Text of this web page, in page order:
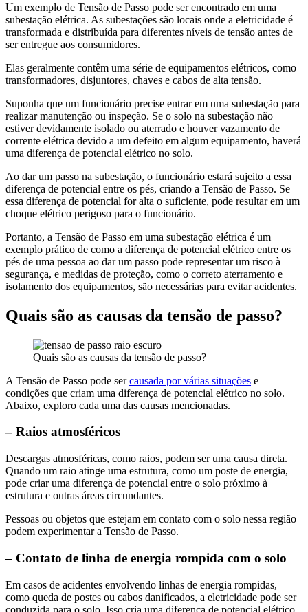
Um exemplo de Tensão de Passo pode ser encontrado em uma
subestação elétrica. As subestações são locais onde a eletricidade é
transformada e distribuída para diferentes níveis de tensão antes de
ser entregue aos consumidores.
Elas geralmente contêm uma série de equipamentos elétricos, como
transformadores, disjuntores, chaves e cabos de alta tensão.
Suponha que um funcionário precise entrar em uma subestação para
realizar manutenção ou inspeção. Se o solo na subestação não
estiver devidamente isolado ou aterrado e houver vazamento de
corrente elétrica devido a um defeito em algum equipamento, haverá
uma diferença de potencial elétrico no solo.
Ao dar um passo na subestação, o funcionário estará sujeito a essa
diferença de potencial entre os pés, criando a Tensão de Passo. Se
essa diferença de potencial for alta o suficiente, pode resultar em um
choque elétrico perigoso para o funcionário.
Portanto, a Tensão de Passo em uma subestação elétrica é um
exemplo prático de como a diferença de potencial elétrico entre os
pés de uma pessoa ao dar um passo pode representar um risco à
segurança, e medidas de proteção, como o correto aterramento e
isolamento dos equipamentos, são necessárias para evitar acidentes.
Quais são as causas da tensão de passo?
Quais são as causas da tensão de passo?
A Tensão de Passo pode sercausada por várias situações e
condições que criam uma diferença de potencial elétrico no solo.
Abaixo, exploro cada uma das causas mencionadas.
– Raios atmosféricos
Descargas atmosféricas, como raios, podem ser uma causa direta.
Quando um raio atinge uma estrutura, como um poste de energia,
pode criar uma diferença de potencial entre o solo próximo à
estrutura e outras áreas circundantes.
Pessoas ou objetos que estejam em contato com o solo nessa região
podem experimentar a Tensão de Passo.
– Contato de linha de energia rompida com o solo
Em casos de acidentes envolvendo linhas de energia rompidas,
como queda de postes ou cabos danificados, a eletricidade pode ser
conduzida para o solo. Isso cria uma diferença de potencial elétrico